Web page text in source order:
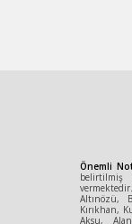
Önemli
belirtilmiş
Altınözü,
Kırıkhan,
Aksu,